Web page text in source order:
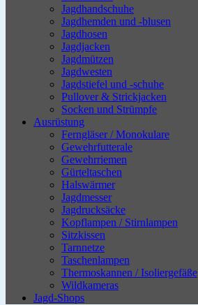
Jagdhandschuhe
Jagdhemden und -blusen
Jagdhosen
Jagdjacken
Jagdmützen
Jagdwesten
Jagdstiefel und -schuhe
Pullover & Strickjacken
Socken und Strümpfe
Ausrüstung
Ferngläser / Monokulare
Gewehrfutterale
Gewehrriemen
Gürteltaschen
Halswärmer
Jagdmesser
Jagdrucksäcke
Kopflampen / Stirnlampen
Sitzkissen
Tarnnetze
Taschenlampen
Thermoskannen / Isoliergefäße
Wildkameras
Jagd-Shops